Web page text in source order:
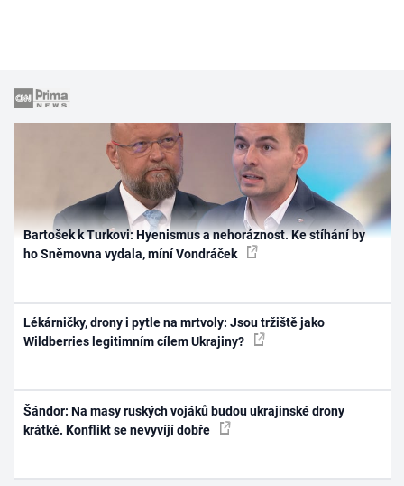
Bartošek k Turkovi: Hyenismus a nehoráznost. Ke stíhání by
ho Sněmovna vydala, míní Vondráček
Lékárničky, drony i pytle na mrtvoly: Jsou tržiště jako
Wildberries legitimním cílem Ukrajiny?
Šándor: Na masy ruských vojáků budou ukrajinské drony
krátké. Konflikt se nevyvíjí dobře